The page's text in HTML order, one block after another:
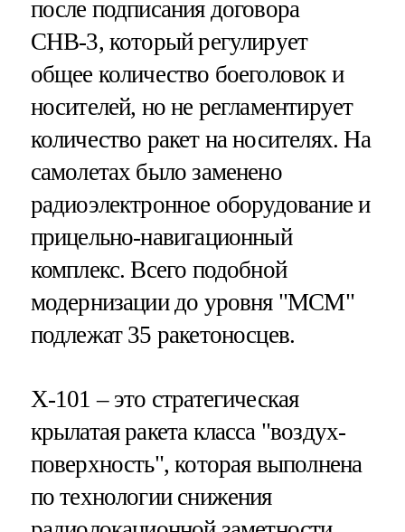
после подписания договора
СНВ-3, который регулирует
общее количество боеголовок и
носителей, но не регламентирует
количество ракет на носителях. На
самолетах было заменено
радиоэлектронное оборудование и
прицельно-навигационный
комплекс. Всего подобной
модернизации до уровня "МСМ"
подлежат 35 ракетоносцев.
Х-101 – это стратегическая
крылатая ракета класса "воздух-
поверхность", которая выполнена
по технологии снижения